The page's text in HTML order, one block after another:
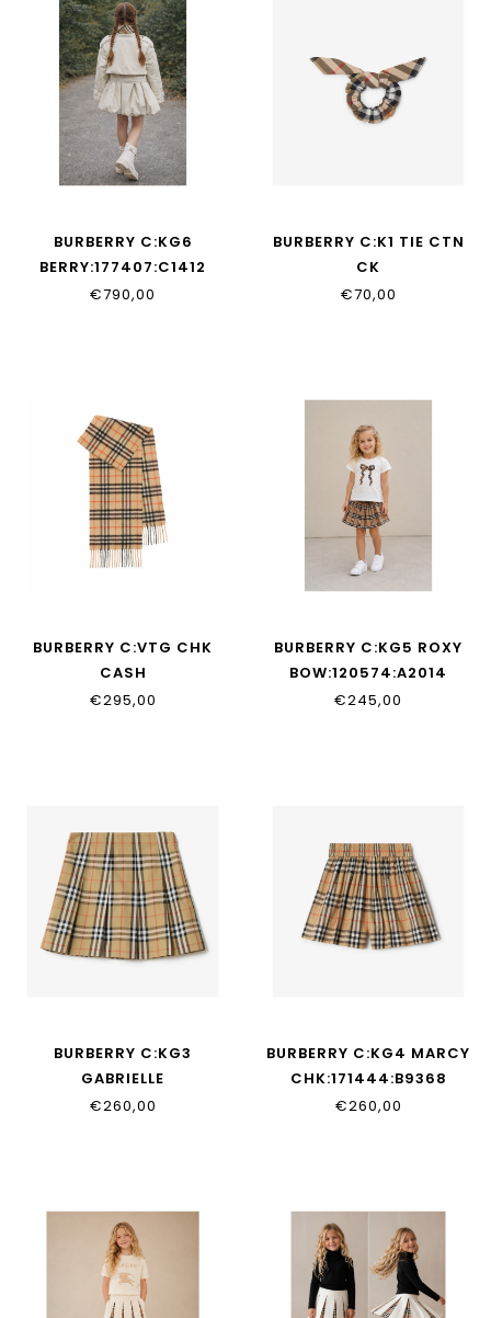
BURBERRY C:KG6
BERRY:177407:C1412
€790,00
BURBERRY C:K1 TIE CTN
CK
SCRNCH:159218:B9368
€70,00
BURBERRY C:VTG CHK
CASH
SCARF:137144:B9368
€295,00
BURBERRY C:KG5 ROXY
BOW:120574:A2014
€245,00
BURBERRY C:KG3
GABRIELLE
CHK:170733:B9368
€260,00
BURBERRY C:KG4 MARCY
CHK:171444:B9368
€260,00